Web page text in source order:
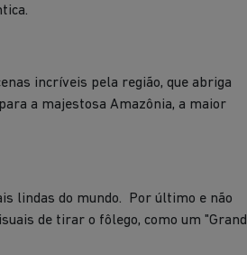
incríveis pela região, que abriga
a majestosa Amazônia, a maior
lindas do mundo. Por último e não
de tirar o fôlego, como um "Grand